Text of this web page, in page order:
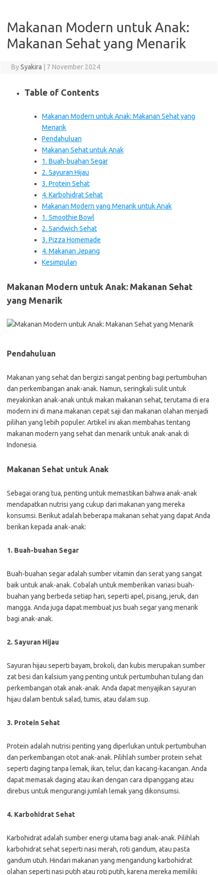
Makanan Modern untuk Anak:
Makanan Sehat yang Menarik
BySyakira 7 November 2024
Table of Contents
Makanan Modern untuk Anak: Makanan Sehat yang
Menarik
Pendahuluan
Makanan Sehat untuk Anak
1. Buah-buahan Segar
2. Sayuran Hijau
3. Protein Sehat
4. Karbohidrat Sehat
Makanan Modern yang Menarik untuk Anak
1. Smoothie Bowl
2. Sandwich Sehat
3. Pizza Homemade
4. Makanan Jepang
Kesimpulan
Makanan Modern untuk Anak: Makanan Sehat
yang Menarik
Pendahuluan
Makanan yang sehat dan bergizi sangat penting bagi pertumbuhan
dan perkembangan anak-anak. Namun, seringkali sulit untuk
meyakinkan anak-anak untuk makan makanan sehat, terutama di era
modern ini di mana makanan cepat saji dan makanan olahan menjadi
pilihan yang lebih populer. Artikel ini akan membahas tentang
makanan modern yang sehat dan menarik untuk anak-anak di
Indonesia.
Makanan Sehat untuk Anak
Sebagai orang tua, penting untuk memastikan bahwa anak-anak
mendapatkan nutrisi yang cukup dari makanan yang mereka
konsumsi. Berikut adalah beberapa makanan sehat yang dapat Anda
berikan kepada anak-anak:
1. Buah-buahan Segar
Buah-buahan segar adalah sumber vitamin dan serat yang sangat
baik untuk anak-anak. Cobalah untuk memberikan variasi buah-
buahan yang berbeda setiap hari, seperti apel, pisang, jeruk, dan
mangga. Anda juga dapat membuat jus buah segar yang menarik
bagi anak-anak.
2. Sayuran Hijau
Sayuran hijau seperti bayam, brokoli, dan kubis merupakan sumber
zat besi dan kalsium yang penting untuk pertumbuhan tulang dan
perkembangan otak anak-anak. Anda dapat menyajikan sayuran
hijau dalam bentuk salad, tumis, atau dalam sup.
3. Protein Sehat
Protein adalah nutrisi penting yang diperlukan untuk pertumbuhan
dan perkembangan otot anak-anak. Pilihlah sumber protein sehat
seperti daging tanpa lemak, ikan, telur, dan kacang-kacangan. Anda
dapat memasak daging atau ikan dengan cara dipanggang atau
direbus untuk mengurangi jumlah lemak yang dikonsumsi.
4. Karbohidrat Sehat
Karbohidrat adalah sumber energi utama bagi anak-anak. Pilihlah
karbohidrat sehat seperti nasi merah, roti gandum, atau pasta
gandum utuh. Hindari makanan yang mengandung karbohidrat
olahan seperti nasi putih atau roti putih, karena mereka memiliki